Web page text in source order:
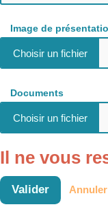
Image de
Documents
Il ne vous
Valider Annuler